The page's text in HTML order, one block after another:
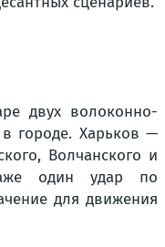
двух волоконно-
городе. Харьков —
Волчанского и
один удар по
для движения